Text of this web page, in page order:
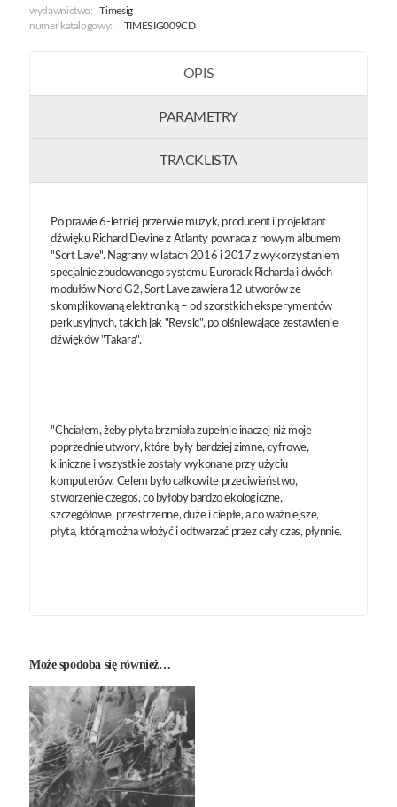
wydawnictwo:
Timesig
numer katalogowy:
TIMESIG009CD
OPIS
PARAMETRY
TRACKLISTA
Po prawie 6-letniej przerwie muzyk, producent i projektant
dźwięku Richard Devine z Atlanty powraca z nowym albumem
"Sort Lave". Nagrany w latach 2016 i 2017 z wykorzystaniem
specjalnie zbudowanego systemu Eurorack Richarda i dwóch
modułów Nord G2, Sort Lave zawiera 12 utworów ze
skomplikowaną elektroniką – od szorstkich eksperymentów
perkusyjnych, takich jak "Revsic", po olśniewające zestawienie
dźwięków "Takara".
"Chciałem, żeby płyta brzmiała zupełnie inaczej niż moje
poprzednie utwory, które były bardziej zimne, cyfrowe,
kliniczne i wszystkie zostały wykonane przy użyciu
komputerów. Celem było całkowite przeciwieństwo,
stworzenie czegoś, co byłoby bardzo ekologiczne,
szczegółowe, przestrzenne, duże i ciepłe, a co ważniejsze,
płyta, którą można włożyć i odtwarzać przez cały czas, płynnie.
Może spodoba się również…